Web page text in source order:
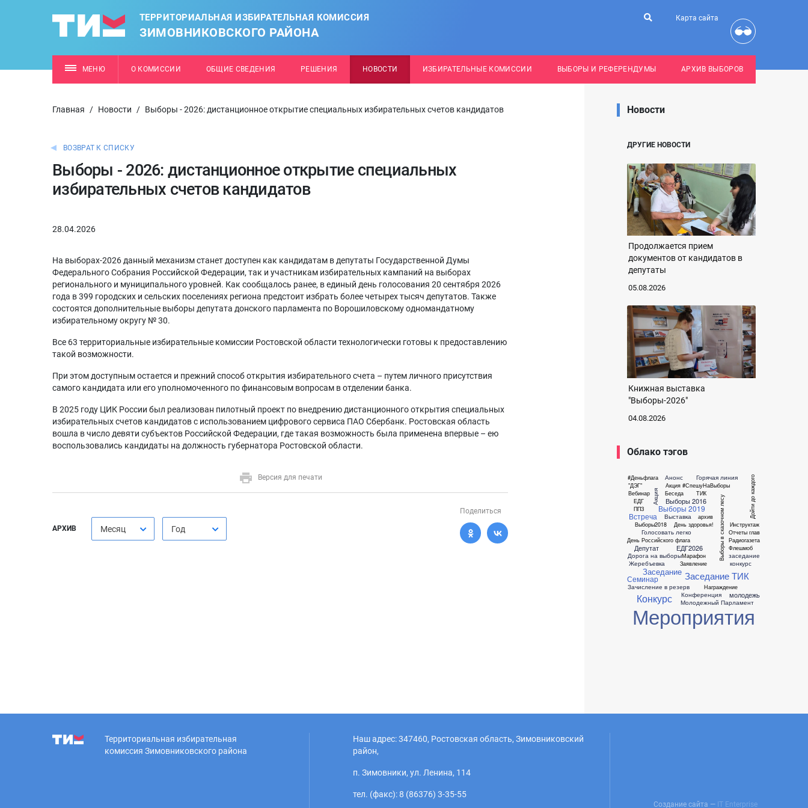
ТЕРРИТОРИАЛЬНАЯ ИЗБИРАТЕЛЬНАЯ КОМИССИЯ
ЗИМОВНИКОВСКОГО РАЙОНА
Карта сайта
МЕНЮ О КОМИССИИ ОБЩИЕ СВЕДЕНИЯ РЕШЕНИЯ НОВОСТИ ИЗБИРАТЕЛЬНЫЕ КОМИССИИ ВЫБОРЫ И РЕФЕРЕНДУМЫ АРХИВ ВЫБОРОВ
Главная / Новости / Выборы - 2026: дистанционное открытие специальных избирательных счетов кандидатов
ВОЗВРАТ К СПИСКУ
Выборы - 2026: дистанционное открытие специальных
избирательных счетов кандидатов
28.04.2026
На выборах-2026 данный механизм станет доступен как кандидатам в депутаты Государственной Думы
Федерального Собрания Российской Федерации, так и участникам избирательных кампаний на выборах
регионального и муниципального уровней. Как сообщалось ранее, в единый день голосования 20 сентября 2026
года в 399 городских и сельских поселениях региона предстоит избрать более четырех тысяч депутатов. Также
состоятся дополнительные выборы депутата донского парламента по Ворошиловскому одномандатному
избирательному округу № 30.
Все 63 территориальные избирательные комиссии Ростовской области технологически готовы к предоставлению
такой возможности.
При этом доступным остается и прежний способ открытия избирательного счета – путем личного присутствия
самого кандидата или его уполномоченного по финансовым вопросам в отделении банка.
В 2025 году ЦИК России был реализован пилотный проект по внедрению дистанционного открытия специальных
избирательных счетов кандидатов с использованием цифрового сервиса ПАО Сбербанк. Ростовская область
вошла в число девяти субъектов Российской Федерации, где такая возможность была применена впервые – ею
воспользовались кандидаты на должность губернатора Ростовской области.
Версия для печати
АРХИВ Месяц Год
Поделиться
Новости
ДРУГИЕ НОВОСТИ
Продолжается прием
документов от кандидатов в
депутаты
05.08.2026
Книжная выставка
"Выборы-2026"
04.08.2026
Облако тэгов
#Деньфлага
"ДЭГ"
Акция
Акция #СпешуНаВыборы
Анонс
Беседа
Вебинар
Встреча
Выборы 2016
Выборы 2019 Выборы в сказочном лесу
Выборы2018
Выставка
Голосовать легко
Горячая линия
День Российского флага
День здоровья!
Депутат
Дойти до каждого
Дорога на выборы
ЕДГ
ЕДГ2026
Жеребъевка
Заседание Заседание ТИК
Зачисление в резерв
Заявление
Инструктаж
Конкурс Конференция
Марафон
Мероприятия
Молодежный Парламент
Награждение
Отчеты глав
ППЗ
Радиогазета
Семинар
ТИК
Флешмоб
архив
заседание
конкурс
молодежь
Территориальная избирательная
комиссия Зимовниковского района
Наш адрес: 347460, Ростовская область, Зимовниковский
район,
п. Зимовники, ул. Ленина, 114
тел. (факс): 8 (86376) 3-35-55
Создание сайта — IT Enterprise